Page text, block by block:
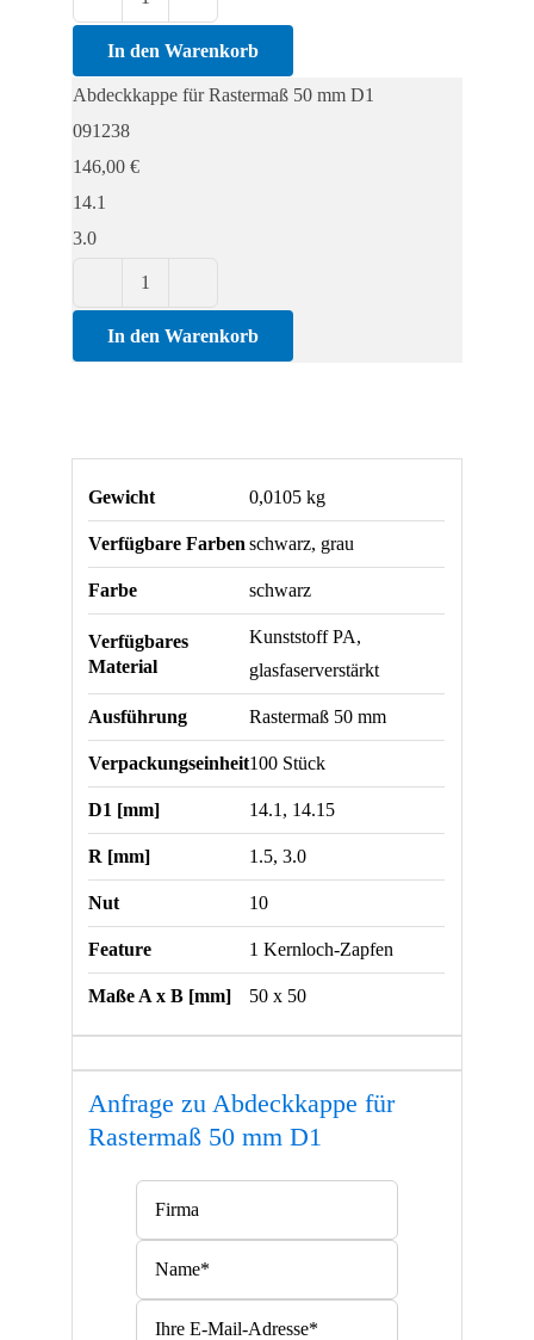
für
Rastermaß
In den Warenkorb
Abdeckkappe für Rastermaß 50 mm D1
091238
146,00 €
14.1
3.0
für
Rastermaß
D1
Menge
In den Warenkorb
Gewicht 0,0105 kg
Verfügbare Farben schwarz, grau
Farbe schwarz
Verfügbares
Material
Kunststoff PA,
glasfaserverstärkt
Ausführung Rastermaß 50 mm
Verpackungseinheit100 Stück
D1 [mm] 14.1, 14.15
R [mm] 1.5, 3.0
Nut 10
Feature 1 Kernloch-Zapfen
Maße A x B [mm] 50 x 50
Anfrage zu Abdeckkappe für
Rastermaß 50 mm D1